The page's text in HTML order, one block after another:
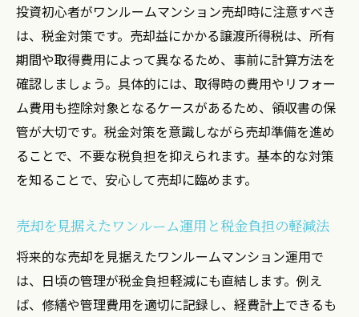
投資初心者がワンルームマンション売却時に注意すべき
は、税金対策です。売却益にかかる譲渡所得税は、所有
期間や取得費用によって異なるため、事前に計算方法を
確認しましょう。具体的には、取得時の費用やリフォー
ム費用も控除対象となるケースがあるため、領収書の保
管が大切です。税金対策を意識しながら売却準備を進め
ることで、不要な税負担を抑えられます。基本的な対策
を知ることで、安心して売却に臨めます。
売却を見据えたワンルーム運用と税金負担の軽減法
将来的な売却を見据えたワンルームマンション運用で
は、日頃の管理が税金負担軽減にも直結します。例え
ば、修繕や管理費用を適切に記録し、経費計上できるも